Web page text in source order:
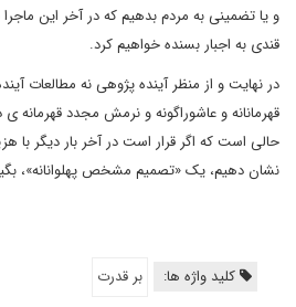
و یا تضمینی به مردم بدهیم که در آخر این ماجرا
قندی به اجبار بسنده خواهیم کرد.
در نهایت و از منظر آینده پژوهی نه مطالعات
قهرمانانه و عاشوراگونه و نرمش مجدد قهرمانه
حالی است که اگر قرار است در آخر بار دیگر با
نشان دهیم، یک «تصمیم مشخص پهلوانانه»،
کلید واژه ها: بر قدرت